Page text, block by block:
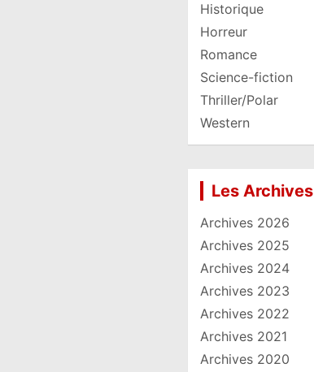
Historique
Horreur
Romance
Science-fiction
Thriller/Polar
Western
Les Archives
Archives 2026
Archives 2025
Archives 2024
Archives 2023
Archives 2022
Archives 2021
Archives 2020